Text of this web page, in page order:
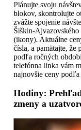
Plánujte svoju
blokov, skontrolujte
zvážte spojenie
Šiškin-
(ikony). Aktuálne
čísla, a pamätajte, že
podľa ročných
telefónna linka vám
najnovšie ceny
Hodiny:
zmeny a